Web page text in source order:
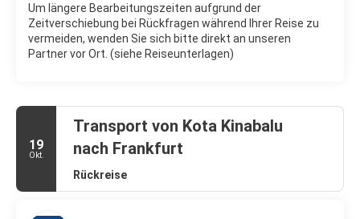
Um längere Bearbeitungszeiten aufgrund der
Zeitverschiebung bei Rückfragen während Ihrer Reise zu
vermeiden, wenden Sie sich bitte direkt an unseren
Partner vor Ort. (siehe Reiseunterlagen)
19
Okt.
Transport von Kota Kinabalu
nach Frankfurt
Rückreise